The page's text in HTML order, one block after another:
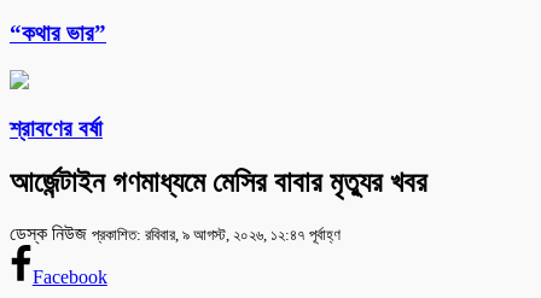
“কথার ভার”
শ্রাবণের বর্ষা
আর্জেন্টাইন গণমাধ্যমে মেসির বাবার মৃত্যুর খবর
ডেস্ক নিউজ প্রকাশিত: রবিবার, ৯ আগস্ট, ২০২৬, ১২:৪৭ পূর্বাহ্ণ
Facebook